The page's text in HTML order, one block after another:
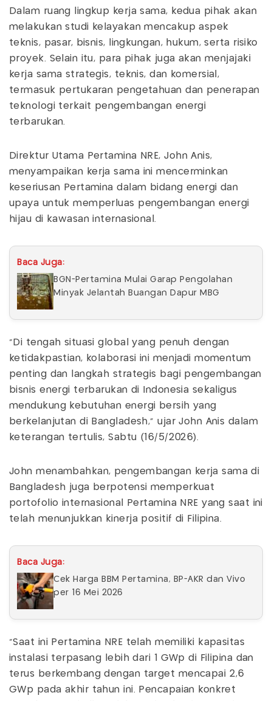
Dalam ruang lingkup kerja sama, kedua pihak akan
melakukan studi kelayakan mencakup aspek
teknis, pasar, bisnis, lingkungan, hukum, serta risiko
proyek. Selain itu, para pihak juga akan menjajaki
kerja sama strategis, teknis, dan komersial,
termasuk pertukaran pengetahuan dan penerapan
teknologi terkait pengembangan energi
terbarukan.
Direktur Utama Pertamina NRE, John Anis,
menyampaikan kerja sama ini mencerminkan
keseriusan Pertamina dalam bidang energi dan
upaya untuk memperluas pengembangan energi
hijau di kawasan internasional.
Baca Juga:
BGN-Pertamina Mulai Garap Pengolahan
Minyak Jelantah Buangan Dapur MBG
“Di tengah situasi global yang penuh dengan
ketidakpastian, kolaborasi ini menjadi momentum
penting dan langkah strategis bagi pengembangan
bisnis energi terbarukan di Indonesia sekaligus
mendukung kebutuhan energi bersih yang
berkelanjutan di Bangladesh,” ujar John Anis dalam
keterangan tertulis, Sabtu (16/5/2026).
John menambahkan, pengembangan kerja sama di
Bangladesh juga berpotensi memperkuat
portofolio internasional Pertamina NRE yang saat ini
telah menunjukkan kinerja positif di Filipina.
Baca Juga:
Cek Harga BBM Pertamina, BP-AKR dan Vivo
per 16 Mei 2026
“Saat ini Pertamina NRE telah memiliki kapasitas
instalasi terpasang lebih dari 1 GWp di Filipina dan
terus berkembang dengan target mencapai 2,6
GWp pada akhir tahun ini. Pencapaian konkret